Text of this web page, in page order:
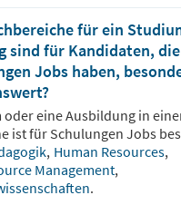
für ein
sind für Kandidaten,
Jobs haben,
oder eine Ausbildung in
ist für Schulungen Jobs
, Human Resources,
Management,
.